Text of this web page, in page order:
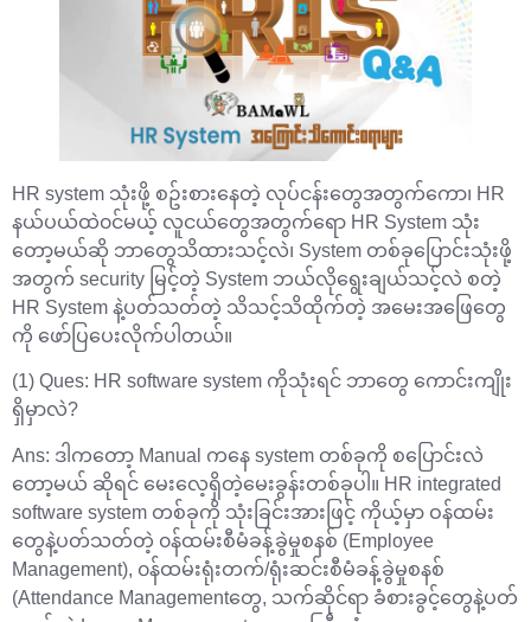
HR system သုံးဖို့ စဥ်းစားနေတဲ့ လုပ်ငန်းတွေအတွက်ကော၊ HR
နယ်ပယ်ထဲ၀င်မယ့် လူငယ်တွေအတွက်ရော HR System သုံး
တော့မယ်ဆို ဘာတွေသိထားသင့်လဲ၊ System တစ်ခုပြောင်းသုံးဖို့
အတွက် security မြင့်တဲ့ System ဘယ်လိုရွေးချယ်သင့်လဲ စတဲ့
HR System နဲ့ပတ်သတ်တဲ့ သိသင့်သိထိုက်တဲ့ အမေးအ‌ဖြေတွေ
ကို ဖော်ပြပေးလိုက်ပါတယ်။
(1) Ques: HR software system ကိုသုံးရင် ဘာတွေ ကောင်းကျိုး
ရှိမှာလဲ?
Ans: ဒါကတော့ Manual ကနေ system တစ်ခုကို စပြောင်းလဲ
တော့မယ် ဆိုရင် မေးလေ့ရှိတဲ့မေးခွန်းတစ်ခုပါ။ HR integrated
software system တစ်ခုကို သုံးခြင်းအားဖြင့် ကိုယ့်မှာ ဝန်ထမ်း
တွေနဲ့ပတ်သတ်တဲ့ ၀န်ထမ်းစီမံခန့်ခွဲမှုစနစ် (Employee
Management), ၀န်ထမ်းရုံးတက်/ရုံးဆင်းစီမံခန့်ခွဲမှုစနစ်
(Attendance Managementတွေ, သက်ဆိုင်ရာ ခံစားခွင့်တွေနဲ့ပတ်